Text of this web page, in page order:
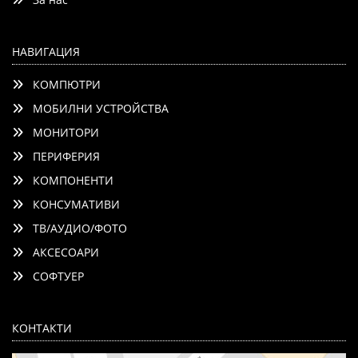
НАВИГАЦИЯ
КОМПЮТРИ
МОБИЛНИ УСТРОЙСТВА
МОНИТОРИ
ПЕРИФЕРИЯ
КОМПОНЕНТИ
КОНСУМАТИВИ
ТВ/АУДИО/ФОТО
АКСЕСОАРИ
СОФТУЕР
КОНТАКТИ